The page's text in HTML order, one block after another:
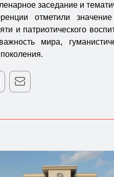
заседание и
отметили
и патриотического
мира,